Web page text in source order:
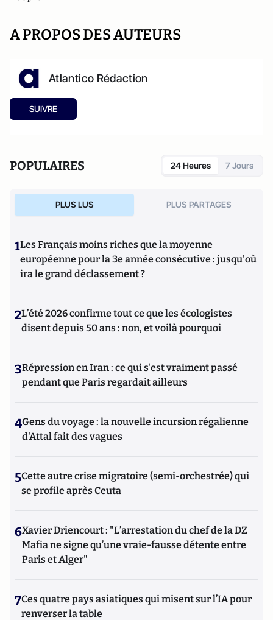
A PROPOS DES AUTEURS
Atlantico Rédaction
SUIVRE
POPULAIRES 24 Heures 7 Jours
PLUS LUS PLUS PARTAGES
1Les Français moins riches que la moyenne
européenne pour la 3e année consécutive : jusqu'où
ira le grand déclassement ?
2L’été 2026 confirme tout ce que les écologistes
disent depuis 50 ans : non, et voilà pourquoi
3Répression en Iran : ce qui s'est vraiment passé
pendant que Paris regardait ailleurs
4Gens du voyage : la nouvelle incursion régalienne
d'Attal fait des vagues
5Cette autre crise migratoire (semi-orchestrée) qui
se profile après Ceuta
6Xavier Driencourt : "L’arrestation du chef de la DZ
Mafia ne signe qu’une vraie-fausse détente entre
Paris et Alger"
7Ces quatre pays asiatiques qui misent sur l’IA pour
renverser la table